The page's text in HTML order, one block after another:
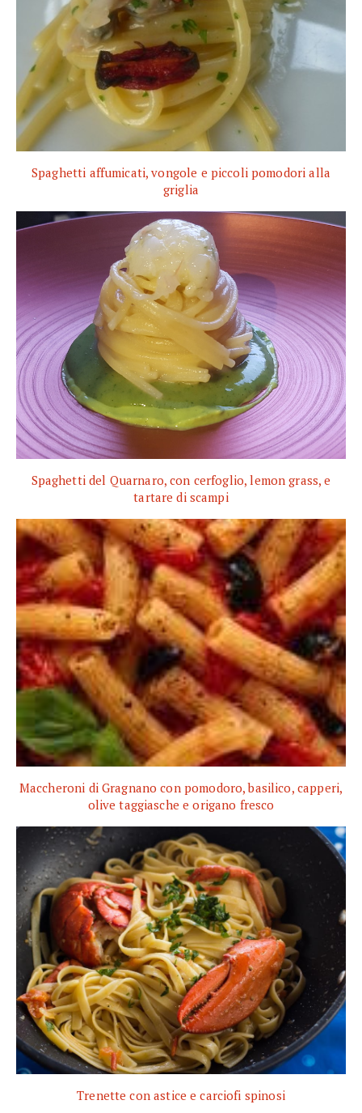
Spaghetti affumicati, vongole e piccoli pomodori alla
griglia
Spaghetti del Quarnaro, con cerfoglio, lemon grass, e
tartare di scampi
Maccheroni di Gragnano con pomodoro, basilico, capperi,
olive taggiasche e origano fresco
Trenette con astice e carciofi spinosi